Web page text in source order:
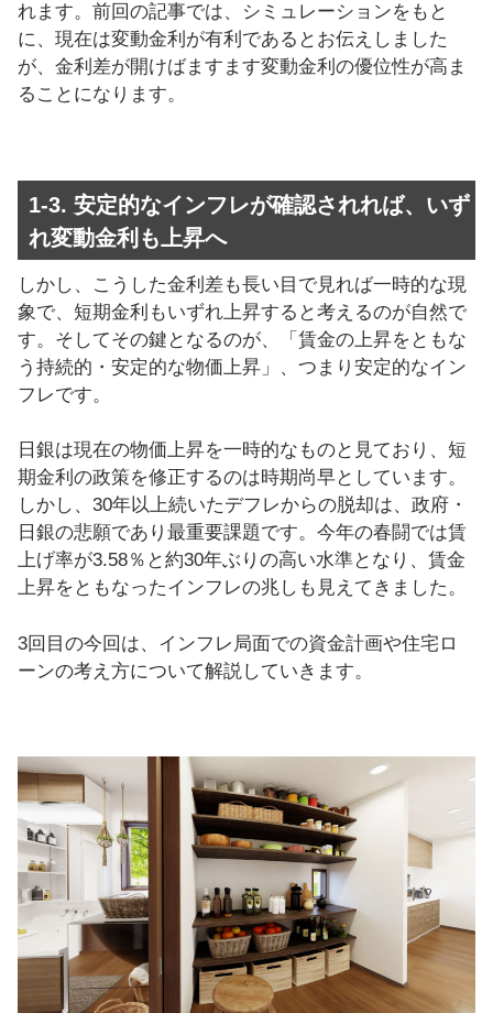
れます。前回の記事では、シミュレーションをもと
に、現在は変動金利が有利であるとお伝えしました
が、金利差が開けばますます変動金利の優位性が高ま
ることになります。
1-3. 安定的なインフレが確認されれば、いず
れ変動金利も上昇へ
しかし、こうした金利差も長い目で見れば一時的な現
象で、短期金利もいずれ上昇すると考えるのが自然で
す。そしてその鍵となるのが、「賃金の上昇をともな
う持続的・安定的な物価上昇」、つまり安定的なイン
フレです。
日銀は現在の物価上昇を一時的なものと見ており、短
期金利の政策を修正するのは時期尚早としています。
しかし、30年以上続いたデフレからの脱却は、政府・
日銀の悲願であり最重要課題です。今年の春闘では賃
上げ率が3.58％と約30年ぶりの高い水準となり、賃金
上昇をともなったインフレの兆しも見えてきました。
3回目の今回は、インフレ局面での資金計画や住宅ロ
ーンの考え方について解説していきます。